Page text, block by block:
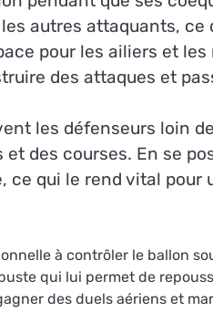
autres attaquants, ce
pour les ailiers et
des attaques et
les défenseurs loin
et des courses. En se
ce qui le rend vital
à contrôler le ballon
qui lui permet de
des duels aériens et